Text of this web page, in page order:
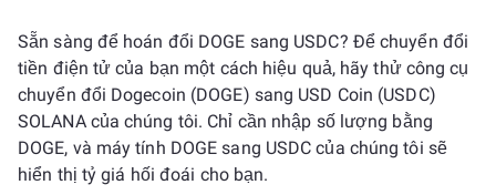
Sẵn sàng để hoán đổi DOGE sang USDC? Để chuyển đổi
tiền điện tử của bạn một cách hiệu quả, hãy thử công cụ
chuyển đổi Dogecoin (DOGE) sang USD Coin (USDC)
SOLANA của chúng tôi. Chỉ cần nhập số lượng bằng
DOGE, và máy tính DOGE sang USDC của chúng tôi sẽ
hiển thị tỷ giá hối đoái cho bạn.